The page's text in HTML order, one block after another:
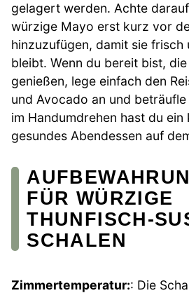
gelagert werden. Achte
würzige Mayo erst kurz vor
hinzuzufügen, damit sie frisch
bleibt. Wenn du bereit bist,
genießen, lege einfach den
und Avocado an und
im Handumdrehen hast du ein
gesundes Abendessen auf
FÜR WÜRZIGE
THUNFISCH-
SCHALEN
Zimmertemperatur:: Die